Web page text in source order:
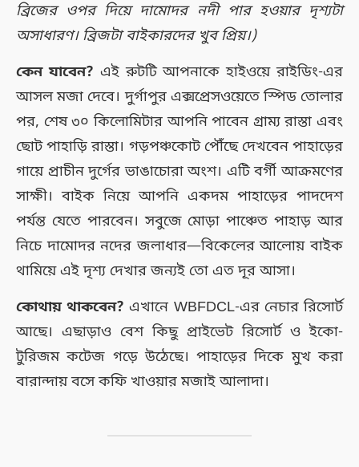
ব্রিজের ওপর দিয়ে দামোদর নদী পার হওয়ার দৃশ্যটা
অসাধারণ। ব্রিজটা বাইকারদের খুব প্রিয়।)
কেন যাবেন? এই রুটটি আপনাকে হাইওয়ে রাইডিং-এর
আসল মজা দেবে। দুর্গাপুর এক্সপ্রেসওয়েতে স্পিড তোলার
পর, শেষ ৩০ কিলোমিটার আপনি পাবেন গ্রাম্য রাস্তা এবং
ছোট পাহাড়ি রাস্তা। গড়পঞ্চকোট পৌঁছে দেখবেন পাহাড়ের
গায়ে প্রাচীন দুর্গের ভাঙাচোরা অংশ। এটি বর্গী আক্রমণের
সাক্ষী। বাইক নিয়ে আপনি একদম পাহাড়ের পাদদেশ
পর্যন্ত যেতে পারবেন। সবুজে মোড়া পাঞ্চেত পাহাড় আর
নিচে দামোদর নদের জলাধার—বিকেলের আলোয় বাইক
থামিয়ে এই দৃশ্য দেখার জন্যই তো এত দূর আসা।
কোথায় থাকবেন? এখানে WBFDCL-এর নেচার রিসোর্ট
আছে। এছাড়াও বেশ কিছু প্রাইভেট রিসোর্ট ও ইকো-
টুরিজম কটেজ গড়ে উঠেছে। পাহাড়ের দিকে মুখ করা
বারান্দায় বসে কফি খাওয়ার মজাই আলাদা।